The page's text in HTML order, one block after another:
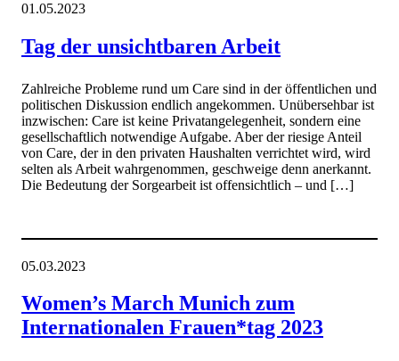
01.05.2023
Tag der unsichtbaren Arbeit
Zahlreiche Probleme rund um Care sind in der öffentlichen und
politischen Diskussion endlich angekommen. Unübersehbar ist
inzwischen: Care ist keine Privatangelegenheit, sondern eine
gesellschaftlich notwendige Aufgabe. Aber der riesige Anteil
von Care, der in den privaten Haushalten verrichtet wird, wird
selten als Arbeit wahrgenommen, geschweige denn anerkannt.
Die Bedeutung der Sorgearbeit ist offensichtlich – und […]
05.03.2023
Women’s March Munich zum
Internationalen Frauen*tag 2023